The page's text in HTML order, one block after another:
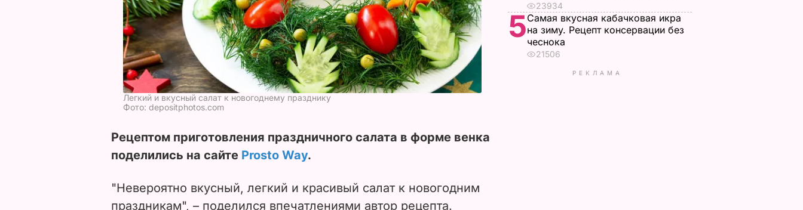
Легкий и вкусный салат к новогоднему празднику
Фото: depositphotos.com
Рецептом приготовления праздничного салата в форме венка
поделились на сайте Prosto Way.
"Невероятно вкусный, легкий и красивый салат к новогодним
праздникам", – поделился впечатлениями автор рецепта.
23934
5Самая вкусная кабачковая икра
на зиму. Рецепт консервации без
чеснока
21506
РЕКЛАМА